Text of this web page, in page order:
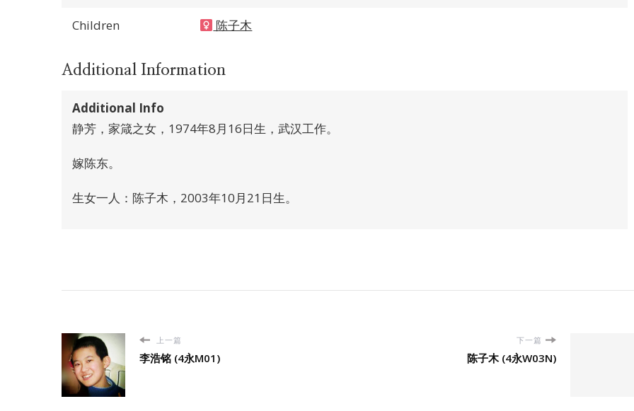
Children 陈子木
Additional Information
Additional Info
静芳，家箴之女，1974年8月16日生，武汉工作。
嫁陈东。
生女一人：陈子木，2003年10月21日生。
上一篇
李浩铭 (4永M01)
下一篇
陈子木 (4永W03N)